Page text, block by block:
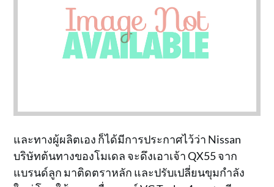
และทางผู้ผลิตเอง ก็ได้มีการประกาศไว้ว่า Nissan
บริษัทต้นทางของโมเดล จะดึงเอาเจ้า QX55 จาก
แบรนด์ลูก มาติดตราหลัก และปรับเปลี่ยนขุมกำลัง